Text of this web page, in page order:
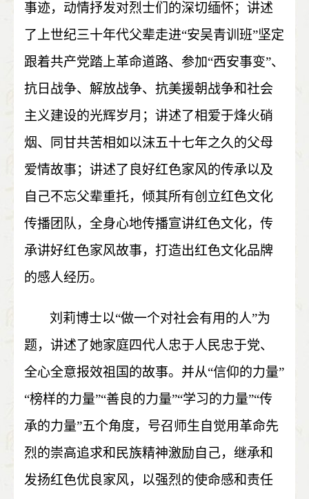
事迹，动情抒发对烈士们的深切缅怀；讲述
了上世纪三十年代父辈走进“安吴青训班”坚定
跟着共产党踏上革命道路、参加“西安事变”、
抗日战争、解放战争、抗美援朝战争和社会
主义建设的光辉岁月；讲述了相爱于烽火硝
烟、同甘共苦相如以沫五十七年之久的父母
爱情故事；讲述了良好红色家风的传承以及
自己不忘父辈重托，倾其所有创立红色文化
传播团队，全身心地传播宣讲红色文化，传
承讲好红色家风故事，打造出红色文化品牌
的感人经历。
刘莉博士以“做一个对社会有用的人”为
题，讲述了她家庭四代人忠于人民忠于党、
全心全意报效祖国的故事。并从“信仰的力量”
“榜样的力量”“善良的力量”“学习的力量”“传
承的力量”五个角度，号召师生自觉用革命先
烈的崇高追求和民族精神激励自己，继承和
发扬红色优良家风，以强烈的使命感和责任